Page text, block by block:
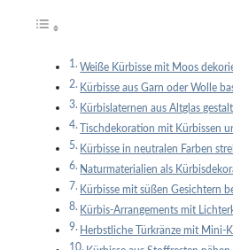
Weiße Kürbisse mit Moos
Kürbisse aus Garn oder Wolle
Kürbislaternen aus Altglas
Tischdekoration mit Kürbissen
Kürbisse in neutralen Farben
Naturmaterialien als
Kürbisse mit süßen Gesichtern
Kürbis-Arrangements mit
Herbstliche Türkränze mit Mini-